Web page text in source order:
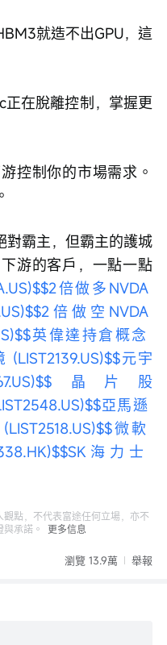
就造不出GPU，這
在脫離控制，掌握更
控制你的市場需求。
對霸主，但霸主的護城
游的客戶，一點一點
$2倍做多NVDA
$2倍做空NVDA
$英偉達持倉概念
$元宇
$晶片股
$亞馬遜
$微軟
$SK海力士
點，不代表富途任何立場，亦不
承諾。
更多信息
瀏覽 13.9萬 舉報